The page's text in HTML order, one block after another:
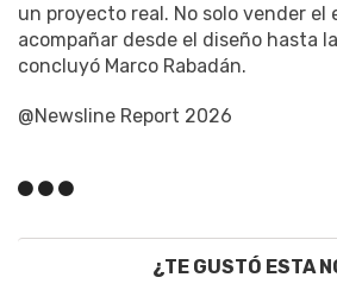
un proyecto real. No solo vender el
acompañar desde el diseño hasta
concluyó Marco Rabadán.
@Newsline Report 2026
¿TE GUSTÓ ESTA